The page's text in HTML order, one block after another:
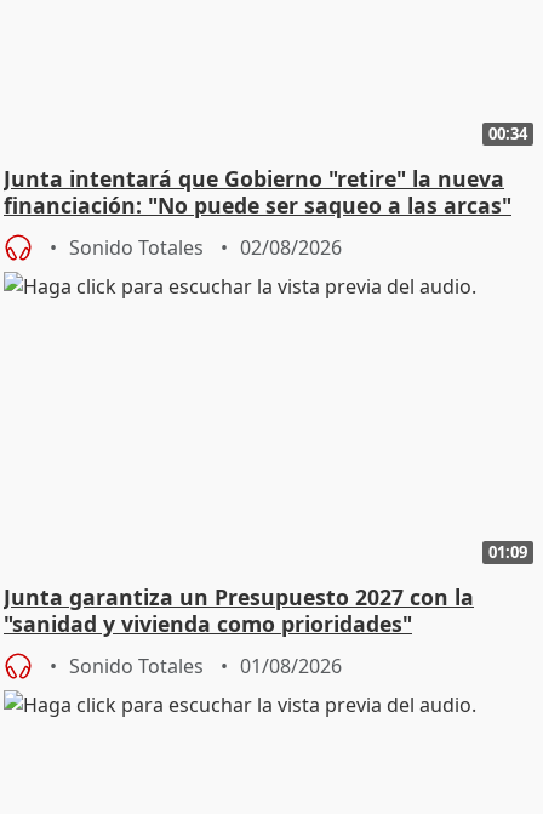
00:34
Junta intentará que Gobierno "retire" la nueva
financiación: "No puede ser saqueo a las arcas"
Sonido Totales 02/08/2026
01:09
Junta garantiza un Presupuesto 2027 con la
"sanidad y vivienda como prioridades"
Sonido Totales 01/08/2026